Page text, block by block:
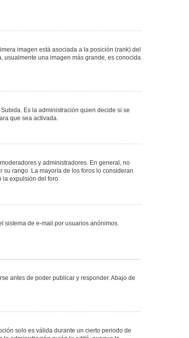
imagen está asociada a la posición (rank) del
usualmente una imagen más grande, es conocida
Es la administración quien decide si se
que sea activada.
y administradores. En general, no
rango. La mayoría de los foros lo consideran
la expulsión del foro.
sistema de e-mail por usuarios anónimos.
antes de poder publicar y responder. Abajo de
solo es válida durante un cierto periodo de